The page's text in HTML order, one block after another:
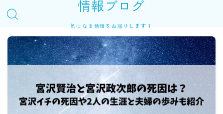
情報ブログ
気になる情報をお届けします！